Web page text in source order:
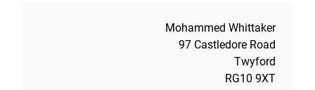
Mohammed Whittaker
97 Castledore Road
Twyford
RG10 9XT